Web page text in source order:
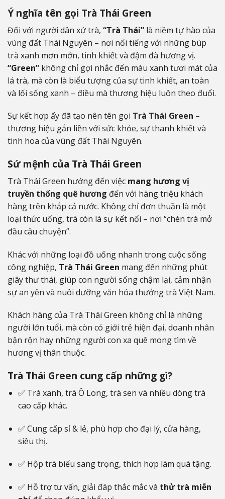
Ý nghĩa tên gọi Trà Thái Green
Đối với người dân xứ trà, “Trà Thái” là niềm tự hào của
vùng đất Thái Nguyên – nơi nổi tiếng với những búp
trà xanh mơn mởn, tinh khiết và đậm đà hương vị.
“Green” không chỉ gợi nhắc đến màu xanh tươi mát của
lá trà, mà còn là biểu tượng của sự tinh khiết, an toàn
và lối sống xanh – điều mà thương hiệu luôn theo đuổi.
Sự kết hợp ấy đã tạo nên tên gọi Trà Thái Green –
thương hiệu gắn liền với sức khỏe, sự thanh khiết và
tinh hoa của vùng đất Thái Nguyên.
Sứ mệnh của Trà Thái Green
Trà Thái Green hướng đến việc mang hương vị
truyền thống quê hương đến với hàng triệu khách
hàng trên khắp cả nước. Không chỉ đơn thuần là một
loại thức uống, trà còn là sự kết nối – nơi “chén trà mở
đầu câu chuyện”.
Khác với những loại đồ uống nhanh trong cuộc sống
công nghiệp, Trà Thái Green mang đến những phút
giây thư thái, giúp con người sống chậm lại, cảm nhận
sự an yên và nuôi dưỡng văn hóa thưởng trà Việt Nam.
Khách hàng của Trà Thái Green không chỉ là những
người lớn tuổi, mà còn có giới trẻ hiện đại, doanh nhân
bận rộn hay những người con xa quê mong tìm về
hương vị thân thuộc.
Trà Thái Green cung cấp những gì?
✅ Trà xanh, trà Ô Long, trà sen và nhiều dòng trà
cao cấp khác.
✅ Cung cấp sỉ & lẻ, phù hợp cho đại lý, cửa hàng,
siêu thị.
✅ Hộp trà biếu sang trọng, thích hợp làm quà tặng.
✅ Hỗ trợ tư vấn, giải đáp thắc mắc và thử trà miễn